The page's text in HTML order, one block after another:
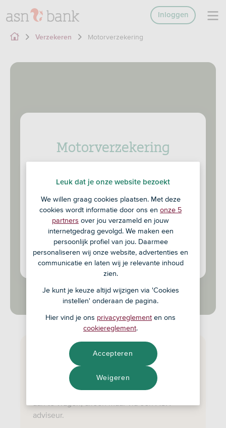
Inloggen
Verzekeren Motorverzekering
Motorverzekering
welke aanvullende modules je wilt toevoegen.
Alarmcentrale 24/7 voor je klaar.
Ruime keuze uit aanvullende modules
24/7 hulp bij schade
Korting op je 2e, 3e of 4e auto of motor
Premieberekening?
Verzeker je motor via ASN Bank en bepaal
zelf welke aanvullende modules je wilt
toevoegen. Deze verzekering is niet online
adviseur.
Leuk dat je onze website bezoekt
We willen graag cookies plaatsen. Met deze
cookies wordt informatie door ons en onze 5
partners over jou verzameld en jouw
internetgedrag gevolgd. We maken een
persoonlijk profiel van jou. Daarmee
personaliseren wij onze website, advertenties en
communicatie en laten wij je relevante inhoud
zien.
Je kunt je keuze altijd wijzigen via 'Cookies
instellen' onderaan de pagina.
Hier vind je ons privacyreglement en ons
cookiereglement.
Weigeren
Accepteren